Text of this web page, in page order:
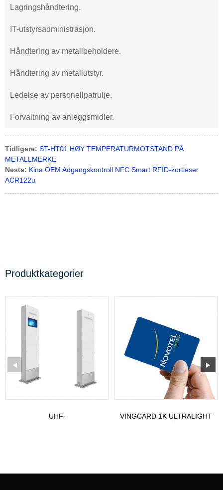
Lagringshåndtering.
IT-utstyrsadministrasjon.
Håndtering av metallbeholdere.
Håndtering av metallutstyr.
Ledelse av personellpatrulje.
Forvaltning av anleggsmidler.
Tidligere: ST-HT01 HØY TEMPERATURMOTSTAND PÅ
METALLMERKE
Neste: Kina OEM Adgangskontroll NFC Smart RFID-kortleser
ACR122u
Produktkategorier
UHF-
VINGCARD 1K ULTRALIGHT